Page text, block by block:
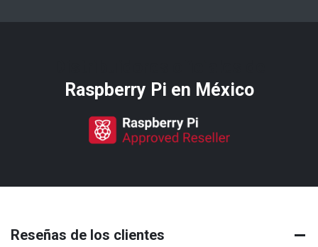
Raspberry Pi​ en México
Reseñas de los clientes